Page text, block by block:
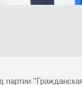
партии